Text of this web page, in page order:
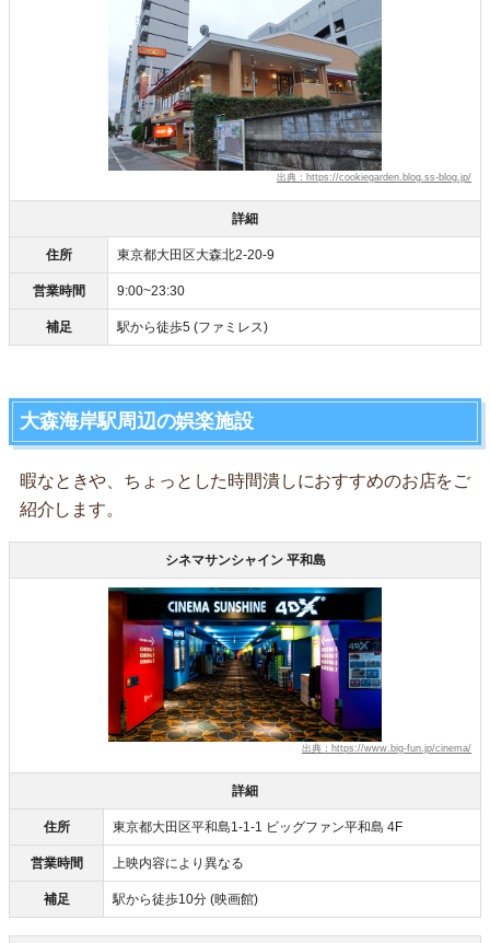
出典：https://cookiegarden.blog.ss-blog.jp/
詳細
住所 東京都大田区大森北2-20-9
営業時間 9:00~23:30
補足 駅から徒歩5 (ファミレス)
大森海岸駅周辺の娯楽施設
暇なときや、ちょっとした時間潰しにおすすめのお店をご
紹介します。
シネマサンシャイン 平和島
出典：https://www.big-fun.jp/cinema/
詳細
住所 東京都大田区平和島1-1-1 ビッグファン平和島 4F
営業時間 上映内容により異なる
補足 駅から徒歩10分 (映画館)